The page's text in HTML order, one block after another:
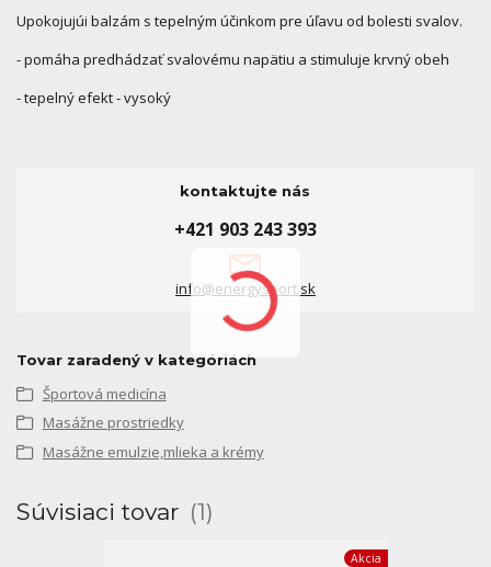
Upokojujúi balzám s tepelným účinkom pre úľavu od bolesti svalov.
- pomáha predhádzať svalovému napätiu a stimuluje krvný obeh
- tepelný efekt - vysoký
kontaktujte nás
+421 903 243 393
info@energysport.sk
Tovar zaradený v kategóriách
Športová medicína
Masážne prostriedky
Masážne emulzie,mlieka a krémy
Súvisiaci tovar 1
Akcia